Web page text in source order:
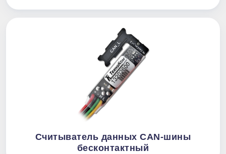
Считыватель данных CAN-шины
бесконтактный